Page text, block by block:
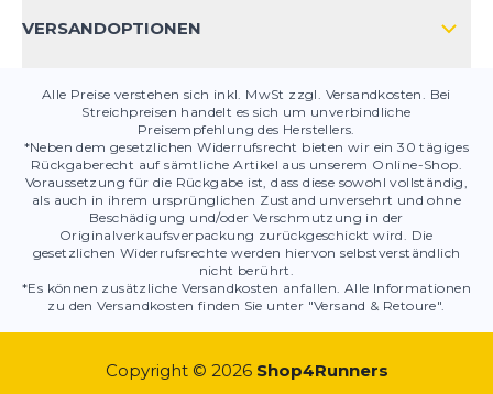
VERSANDOPTIONEN
Alle Preise verstehen sich inkl. MwSt zzgl. Versandkosten. Bei
Streichpreisen handelt es sich um unverbindliche
Preisempfehlung des Herstellers.
*Neben dem gesetzlichen Widerrufsrecht bieten wir ein 30 tägiges
Rückgaberecht auf sämtliche Artikel aus unserem Online-Shop.
Voraussetzung für die Rückgabe ist, dass diese sowohl vollständig,
als auch in ihrem ursprünglichen Zustand unversehrt und ohne
Beschädigung und/oder Verschmutzung in der
Originalverkaufsverpackung zurückgeschickt wird. Die
gesetzlichen Widerrufsrechte werden hiervon selbstverständlich
nicht berührt.
*Es können zusätzliche Versandkosten anfallen. Alle Informationen
zu den Versandkosten finden Sie unter "Versand & Retoure".
Copyright © 2026 Shop4Runners